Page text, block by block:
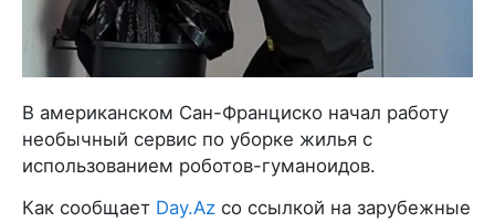
В американском Сан-Франциско начал работу
необычный сервис по уборке жилья с
использованием роботов-гуманоидов.
Как сообщает Day.Az со ссылкой на зарубежные